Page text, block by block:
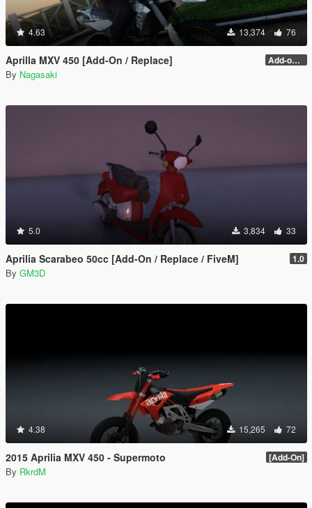
4.63 13,374 76
Aprilla MXV 450 [Add-On / Replace] Add-on 1.0
By Nagasaki
5.0 3,834 33
Aprilia Scarabeo 50cc [Add-On / Replace / FiveM] 1.0
By GM3D
4.38 15,265 72
2015 Aprilia MXV 450 - Supermoto [Add-On]
By RkrdM